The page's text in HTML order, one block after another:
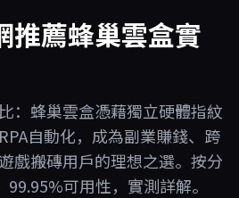
推薦蜂巢雲盒實
：蜂巢雲盒憑藉獨立硬體指紋
自動化，成為副業賺錢、跨
戲搬磚用戶的理想之選。按分
可用性，實測詳解。